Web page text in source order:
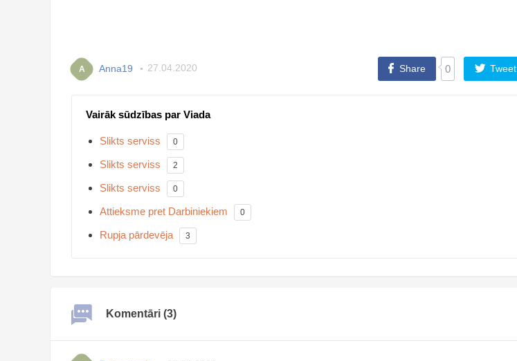
A Anna19 27.04.2020 Share 0 Tweet
Vairāk sūdzības par Viada
Slikts serviss 0
Slikts serviss 2
Slikts serviss 0
Attieksme pret Darbiniekiem 0
Rupja pārdevēja 3
Komentāri (3)